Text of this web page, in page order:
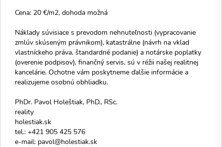
Cena: 20 €/m2, dohoda možná
Náklady súvisiace s prevodom nehnuteľnosti (vypracovanie
zmlúv skúseným právnikom), katastrálne (návrh na vklad
vlastníckeho práva, štandardné podanie) a notárske poplatky
(overenie podpisov), finančný servis, sú v réžii našej realitnej
kancelárie. Ochotne vám poskytneme ďalšie informácie a
realizujeme osobnú obhliadku.
PhDr. Pavol Holeštiak, PhD., RSc.
reality
holestiak.sk
tel.: +421 905 425 576
e-mail: pavol@holestiak.sk